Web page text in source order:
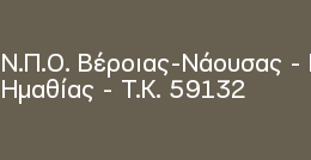
Ν.Π.Ο. Βέροιας-Νάουσας -
Ημαθίας - Τ.Κ. 59132